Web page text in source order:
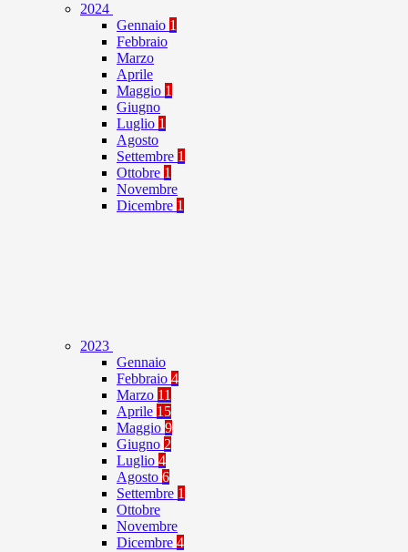
2024
Gennaio 1
Febbraio
Marzo
Aprile
Maggio 1
Giugno
Luglio 1
Agosto
Settembre 1
Ottobre 1
Novembre
Dicembre 1
2023
Gennaio
Febbraio 4
Marzo 11
Aprile 15
Maggio 9
Giugno 2
Luglio 4
Agosto 6
Settembre 1
Ottobre
Novembre
Dicembre 4